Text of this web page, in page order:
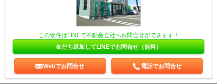
この物件はLINEで不動産会社へお問合せができます！
友だち追加してLINEでお問合せ（無料）
Webでお問合せ 電話でお問合せ